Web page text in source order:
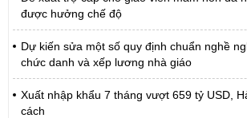
được hưởng chế độ
Dự kiến sửa một số quy định chuẩn nghề
chức danh và xếp lương nhà giáo
Xuất nhập khẩu 7 tháng vượt 659 tỷ USD,
cách